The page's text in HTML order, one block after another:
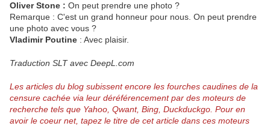
Oliver Stone : On peut prendre une photo ?
Remarque : C'est un grand honneur pour nous. On peut prendre
une photo avec vous ?
Vladimir Poutine : Avec plaisir.
Traduction SLT avec DeepL.com
Les articles du blog subissent encore les fourches caudines de la
censure cachée via leur déréférencement par des moteurs de
recherche tels que Yahoo, Qwant, Bing, Duckduckgo. Pour en
avoir le coeur net, tapez le titre de cet article dans ces moteurs